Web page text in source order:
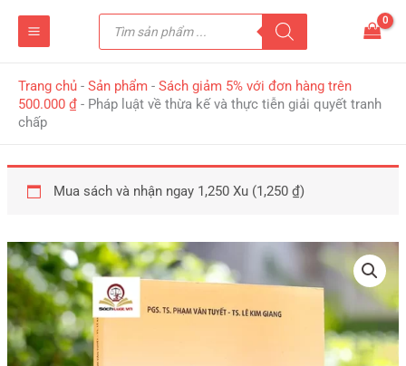
Tìm
kiếm
sản
Trang chủ - Sản phẩm - Sách giảm 5% với đơn hàng trên
500.000 ₫ - Pháp luật về thừa kế và thực tiễn giải quyết tranh
chấp
Mua sách và nhận ngay 1,250 Xu (1,250 ₫)
Pháp
luật
thừa